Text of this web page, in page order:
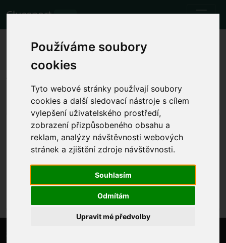
Používáme soubory
cookies
Tyto webové stránky používají soubory
cookies a další sledovací nástroje s cílem
vylepšení uživatelského prostředí,
zobrazení přizpůsobeného obsahu a
reklam, analýzy návštěvnosti webových
stránek a zjištění zdroje návštěvnosti.
Souhlasím
Odmítám
Upravit mé předvolby
Cluesport BETA
Los mejores billetes de avión y
entradas para el partido de
fútbol Lazio vs Torino.
Partidos 27.9.2023 Lazio - Torino
Mostrar la hora local del partido
mié 27.9.2023 se determinará la hora
Stadio Olimpico, Rome (Italy)
Serie A
El evento ya se ha producido. Sin embargo, puedes
probar con otro evento.